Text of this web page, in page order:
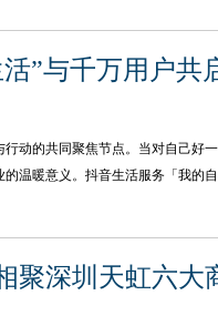
”与千万用户共
动的共同聚焦节点。当对自己好
温暖意义。抖音生活服务「我的
聚深圳天虹六